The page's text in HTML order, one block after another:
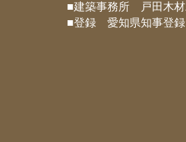
■建築事務所 戸田木材
■登録 愛知県知事登録